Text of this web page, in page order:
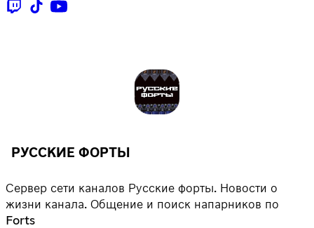
РУССКИЕ ФОРТЫ
Сервер сети каналов Русские форты. Новости о
жизни канала. Общение и поиск напарников по
Forts